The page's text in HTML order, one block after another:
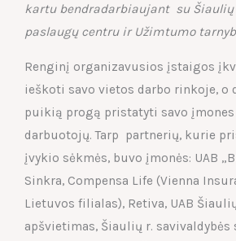
kartu bendradarbiaujant su
paslaugų centru ir Užimtumo
Renginį organizavusios įstaigos
ieškoti savo vietos darbo rinkoje, o
puikią progą pristatyti savo
darbuotojų. Tarp partnerių, kurie
įvykio sėkmės, buvo įmonės: UAB
Sinkra, Compensa Life (Vienna
Lietuvos filialas), Retiva, UAB
apšvietimas, Šiaulių r.